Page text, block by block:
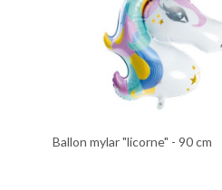
Ballon mylar "licorne" - 90 cm